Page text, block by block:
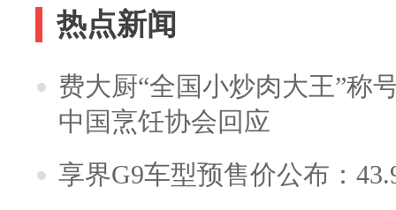
热点新闻
费大厨“全国小炒肉大王”称
中国烹饪协会回应
享界G9车型预售价公布：